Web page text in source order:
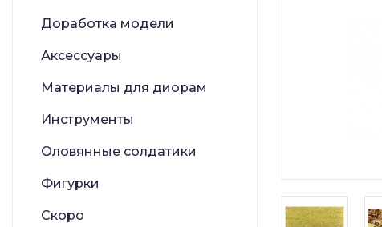
Доработка модели
Аксессуары
Материалы для диорам
Инструменты
Оловянные солдатики
Фигурки
Скоро